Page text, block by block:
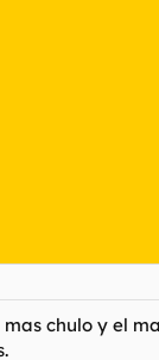
chulo y el